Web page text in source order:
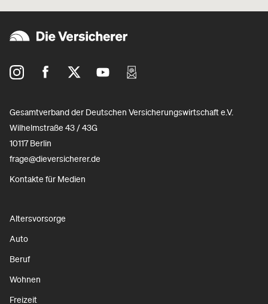
Gesamtverband der Deutschen Versicherungswirtschaft e.V.
Wilhelmstraße 43 / 43G
10117 Berlin
frage@dieversicherer.de
Kontakte für Medien
Altersvorsorge
Auto
Beruf
Wohnen
Freizeit